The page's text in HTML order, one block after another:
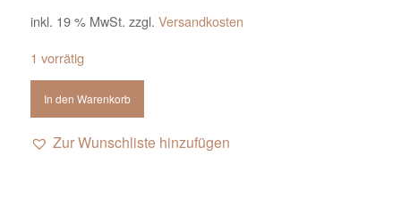
inkl. 19 % MwSt. zzgl. Versandkosten
1 vorrätig
In den Warenkorb
Zur Wunschliste hinzufügen